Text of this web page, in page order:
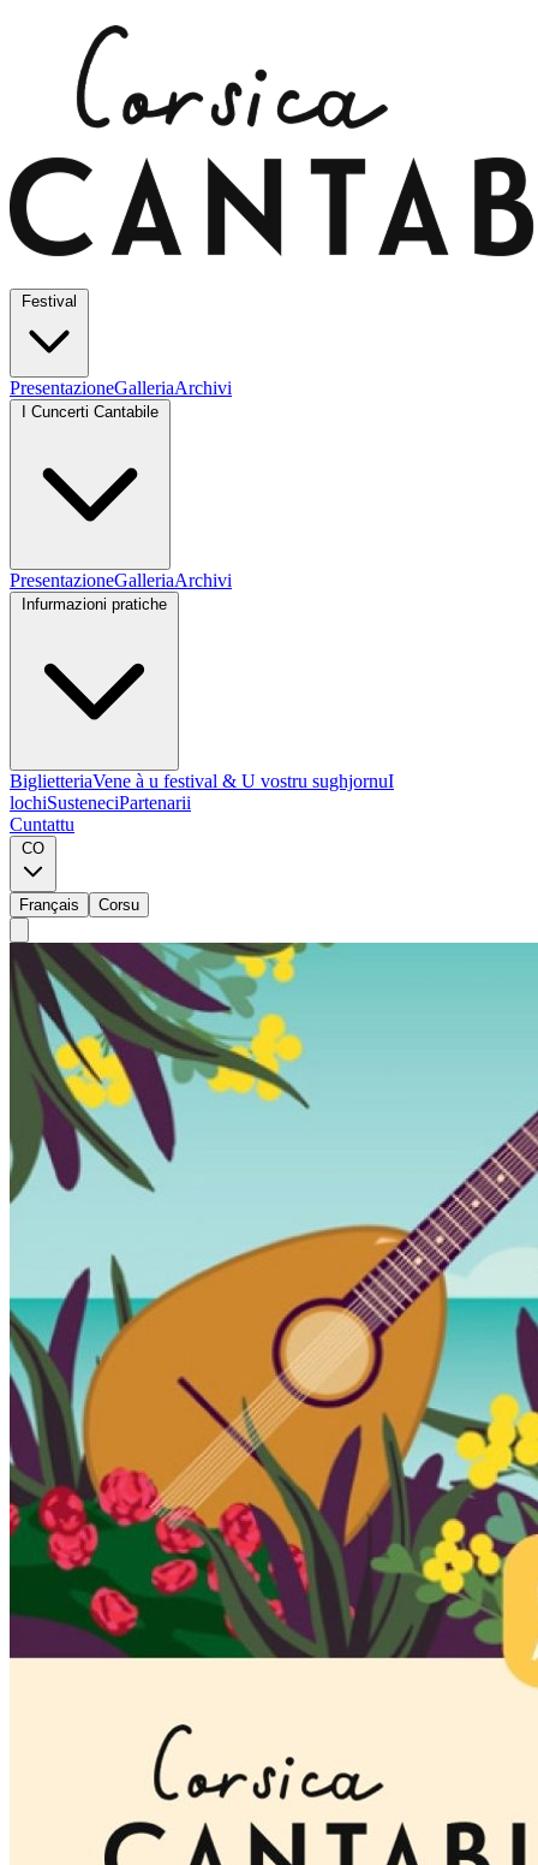
PresentazioneGalleriaArchivi
PresentazioneGalleriaArchivi
BiglietteriaVene à u festival & U vostru sughjornuI
lochiSusteneciPartenarii
Cuntattu
Français Corsu